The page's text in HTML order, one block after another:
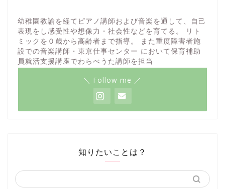
幼稚園教諭を経てピアノ講師および音楽を通して、自己
表現をし感受性や想像力・社会性などを育てる。 リト
ミックを０歳から高齢者まで指導。 また重度障害者施
設での音楽講師・東京仕事センター において保育補助
員就活支援講座でわらべうた講師を担当
＼ Follow me ／
知りたいことは？